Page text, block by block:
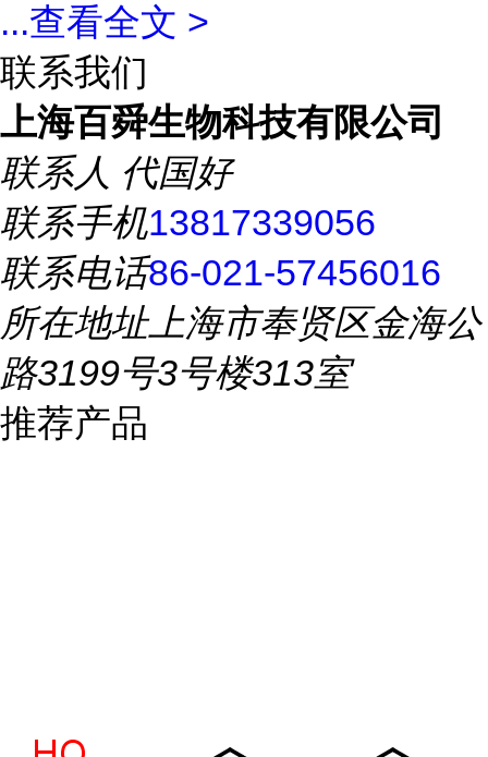
...查看全文 >
联系我们
上海百舜生物科技有限公司
联系人 代国好
联系手机13817339056
联系电话86-021-57456016
所在地址上海市奉贤区金海公
路3199号3号楼313室
推荐产品